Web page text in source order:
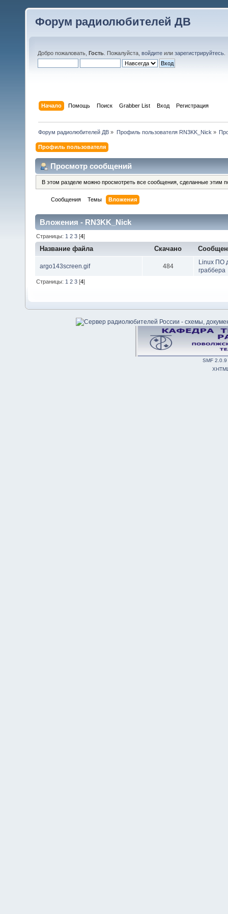
Форум радиолюбителей ДВ
Добро пожаловать, Гость . Пожалуйста, войдите или зарегистрируйтесь
Начало Помощь Поиск Grabber List Вход Регистрация
Форум радиолюбителей ДВ » Профиль пользователя RN3KK_Nick »
Профиль пользователя
Просмотр сообщений
В этом разделе можно просмотреть все сообщения, сделанные этим
Сообщения Темы Вложения
Вложения - RN3KK_Nick
Страницы: 1 2 3 [4]
Название файла Скачано
argo143screen.gif 484
Linux ПО
граббера
Страницы:1 2 3 [4]
SMF 2.0.9